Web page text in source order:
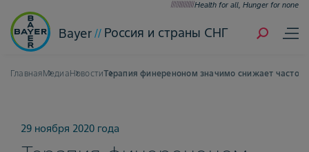
Health for all, Hunger for none
Bayer Россия и страны СНГ
ГлавнаяМедиаНовостиТерапия финереноном значимо снижает
29 ноября 2020 года